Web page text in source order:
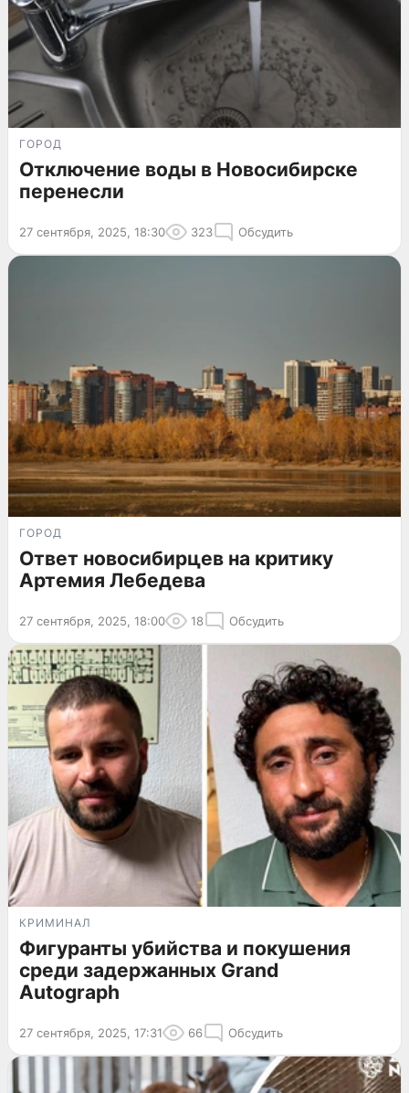
ГОРОД
Отключение воды в Новосибирске
перенесли
27 сентября, 2025, 18:30 323 Обсудить
ГОРОД
Ответ новосибирцев на критику
Артемия Лебедева
27 сентября, 2025, 18:00 18 Обсудить
КРИМИНАЛ
Фигуранты убийства и покушения
среди задержанных Grand
Autograph
27 сентября, 2025, 17:31 66 Обсудить